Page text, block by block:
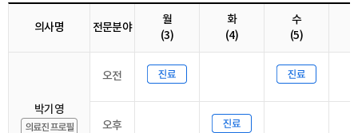
의사명 전문분야
월
(3)
화
(4)
수
(5)
박기영
오전
오후